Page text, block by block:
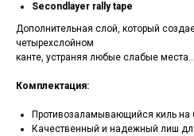
Secondlayer rally tape
Дополнительная слой, который
четырехслойном
канте, устраняя любые слабые места..
Комплектация:
Противозаламывающийся киль на
Качественный и надежный лиш